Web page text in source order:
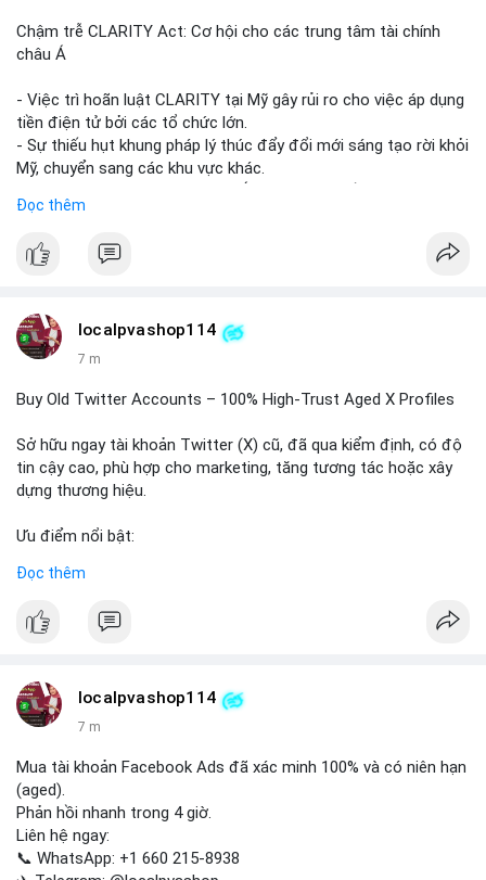
Chậm trễ CLARITY Act: Cơ hội cho các trung tâm tài chính
châu Á
- Việc trì hoãn luật CLARITY tại Mỹ gây rủi ro cho việc áp dụng
tiền điện tử bởi các tổ chức lớn.
- Sự thiếu hụt khung pháp lý thúc đẩy đổi mới sáng tạo rời khỏi
Mỹ, chuyển sang các khu vực khác.
trường khi Mỹ còn đang lúng túng về luật pháp.
#binancesquare #blockchain
#vlikevn #titanbot
📰 Nguồn: Cointelegraph
Đọc thêm
localpvashop114
7 m
Buy Old Twitter Accounts – 100% High-Trust Aged X Profiles
Sở hữu ngay tài khoản Twitter (X) cũ, đã qua kiểm định, có độ
tin cậy cao, phù hợp cho marketing, tăng tương tác hoặc xây
dựng thương hiệu.
Ưu điểm nổi bật:
- Hồ sơ hoàn chỉnh, giảm nguy cơ bị khóa
✈️ Telegram: @localpvashop
📧 Email: localpvashop@gmail.com
Đọc thêm
localpvashop114
7 m
Mua tài khoản Facebook Ads đã xác minh 100% và có niên hạn
(aged).
Phản hồi nhanh trong 4 giờ.
Liên hệ ngay:
📞 WhatsApp: +1 660 215-8938